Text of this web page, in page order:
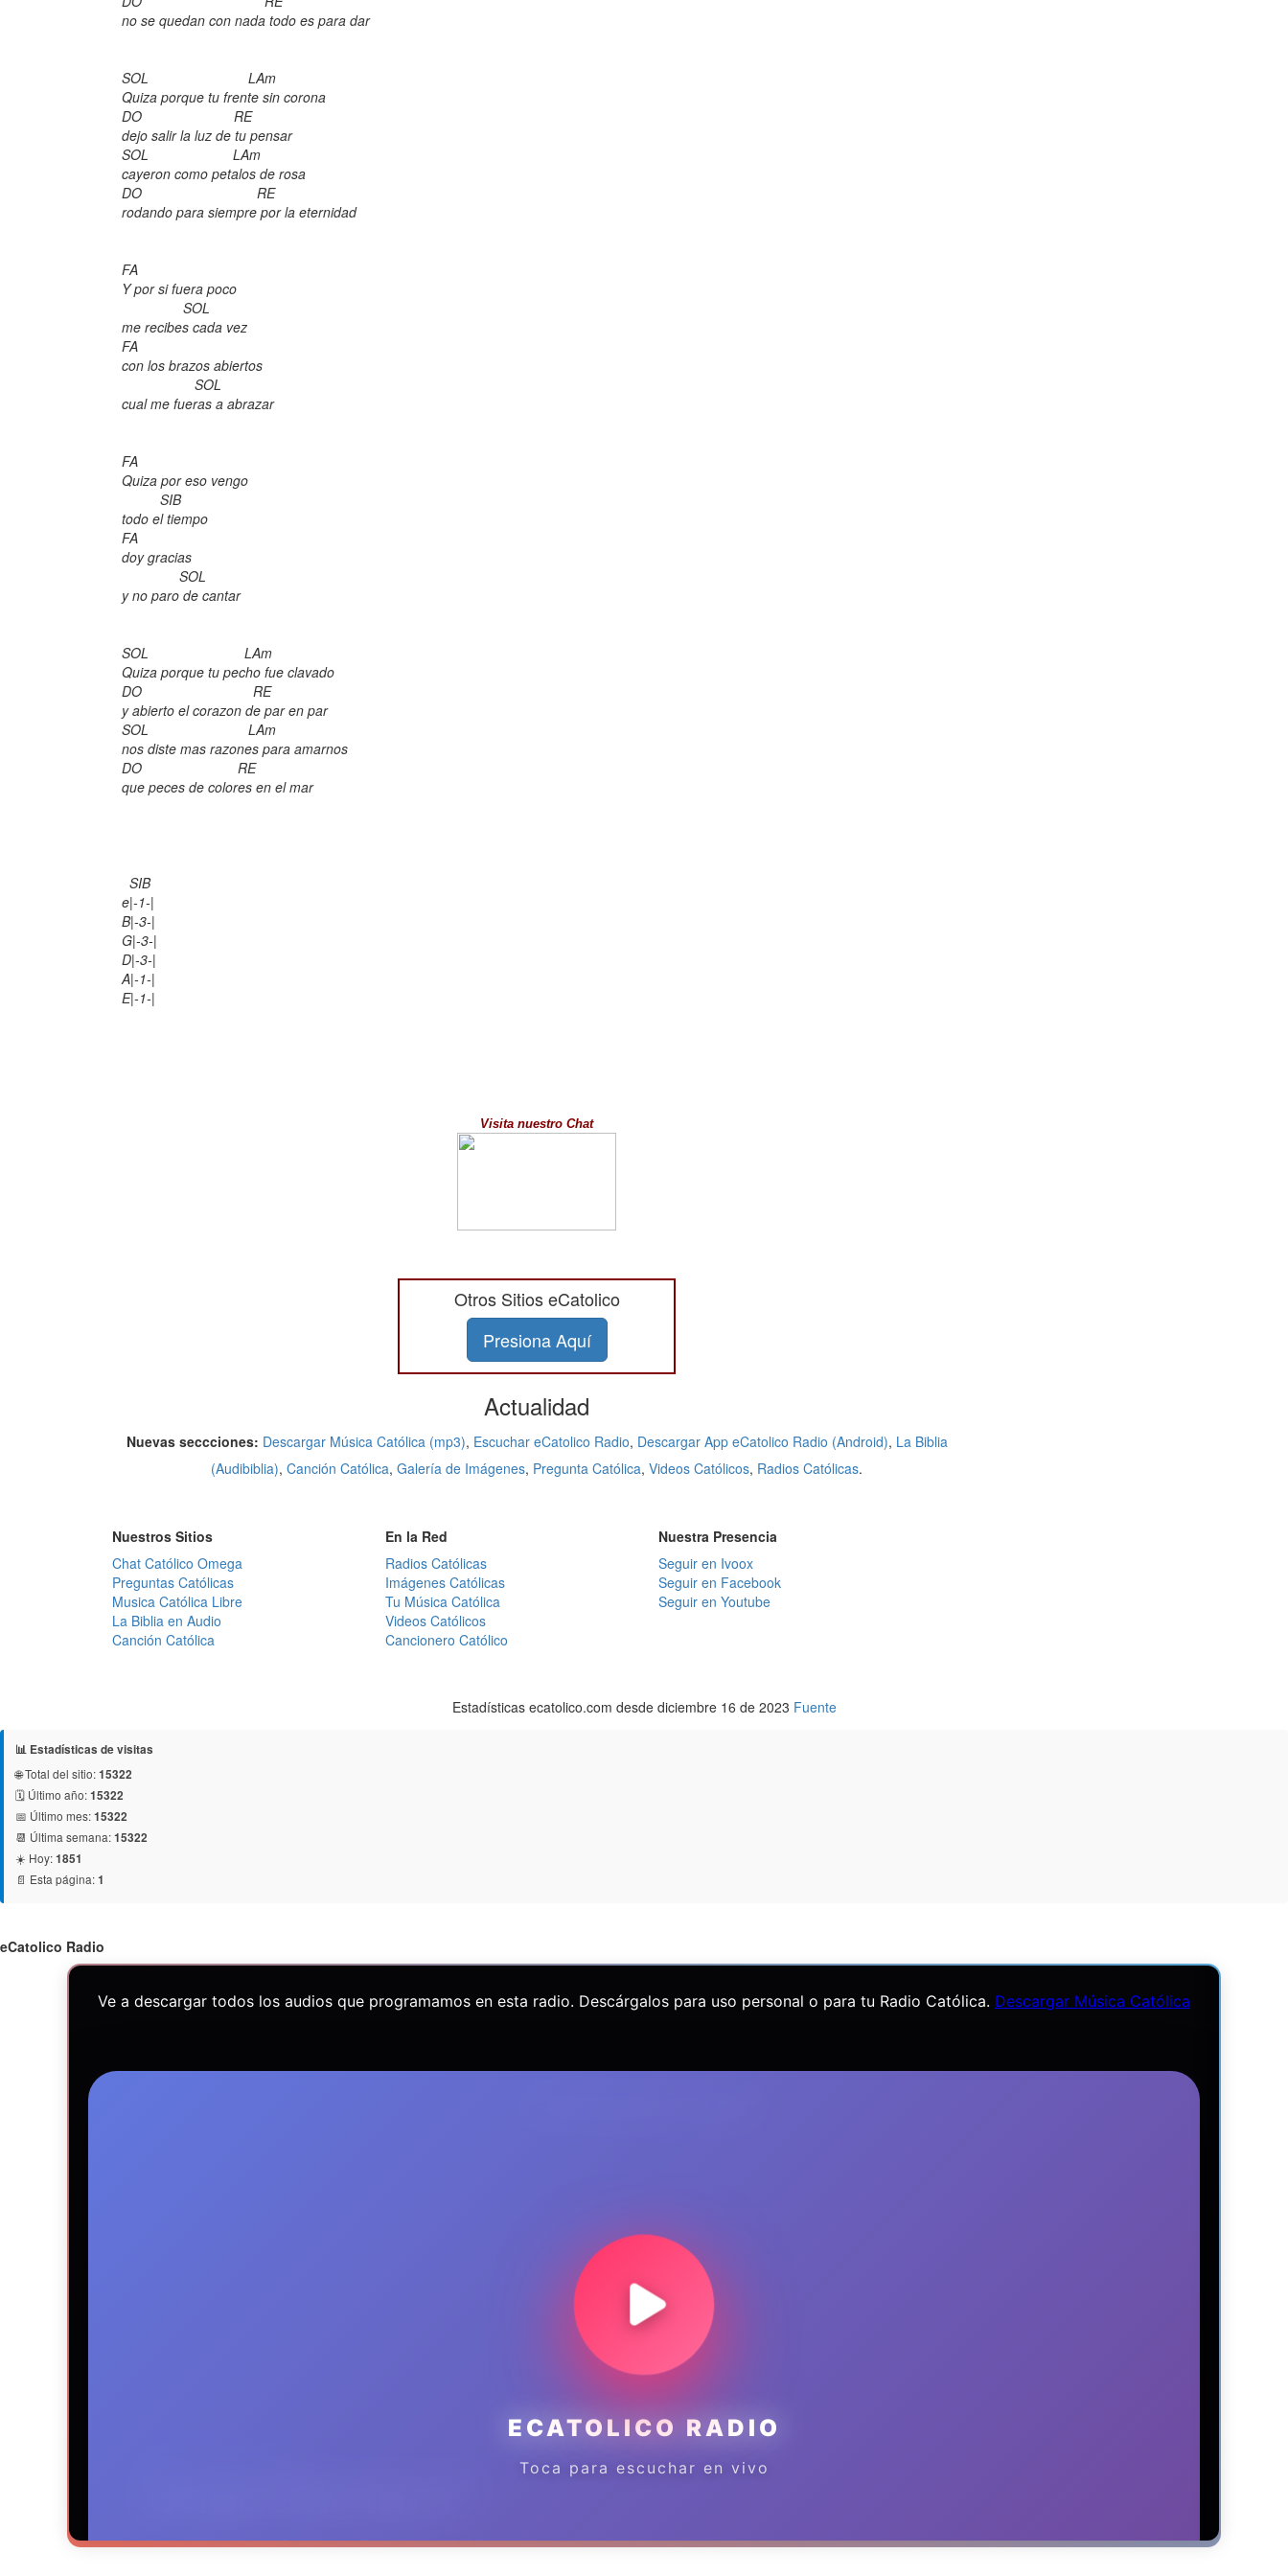
no se quedan con nada todo es para dar
SOL LAm
Quiza porque tu frente sin corona
DO RE
dejo salir la luz de tu pensar
SOL LAm
cayeron como petalos de rosa
DO RE
rodando para siempre por la eternidad
FA
Y por si fuera poco
SOL
me recibes cada vez
FA
con los brazos abiertos
SOL
cual me fueras a abrazar
FA
Quiza por eso vengo
SIB
todo el tiempo
FA
doy gracias
SOL
y no paro de cantar
SOL LAm
Quiza porque tu pecho fue clavado
DO RE
y abierto el corazon de par en par
SOL LAm
nos diste mas razones para amarnos
DO RE
que peces de colores en el mar
SIB
e|-1-|
B|-3-|
G|-3-|
D|-3-|
A|-1-|
E|-1-|
Visita nuestro Chat
Otros Sitios eCatolico
Presiona Aquí
Actualidad
Nuevas seccciones: Descargar Música Católica (mp3), Escuchar eCatolico Radio, Descargar App eCatolico Radio (Android), La Biblia
(Audibiblia), Canción Católica, Galería de Imágenes, Pregunta Católica, Videos Católicos, Radios Católicas.
Nuestros Sitios
Chat Católico Omega
Preguntas Católicas
Musica Católica Libre
La Biblia en Audio
Canción Católica
En la Red
Radios Católicas
Imágenes Católicas
Tu Música Católica
Videos Católicos
Cancionero Católico
Nuestra Presencia
Seguir en Ivoox
Seguir en Facebook
Seguir en Youtube
Estadísticas ecatolico.com desde diciembre 16 de 2023 Fuente
📊 Estadísticas de visitas
🌐 Total del sitio:15322
🗓️ Último año:15322
📅 Último mes:15322
📆 Última semana:15322
☀️ Hoy:1851
📄 Esta página:1
eCatolico Radio